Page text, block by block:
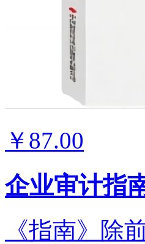
￥87.00
企业审计指
《指南》除